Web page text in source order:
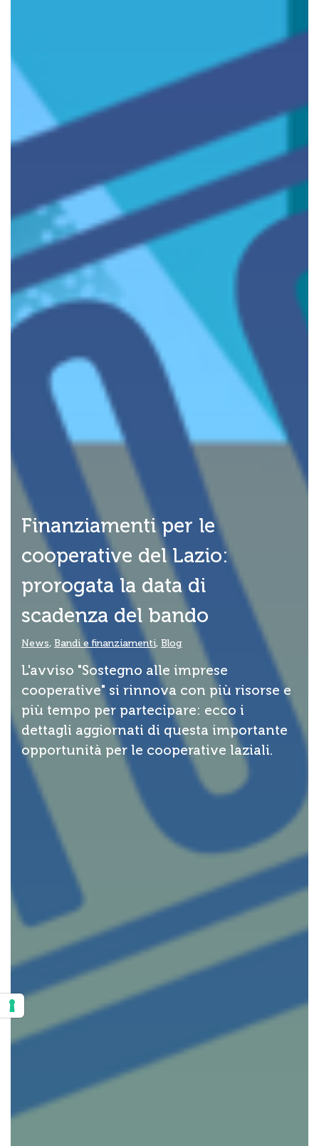
Finanziamenti per le
cooperative del Lazio:
prorogata la data di
scadenza del bando
News, Bandi e finanziamenti, Blog
L'avviso "Sostegno alle imprese
cooperative" si rinnova con più risorse e
più tempo per partecipare: ecco i
dettagli aggiornati di questa importante
opportunità per le cooperative laziali.